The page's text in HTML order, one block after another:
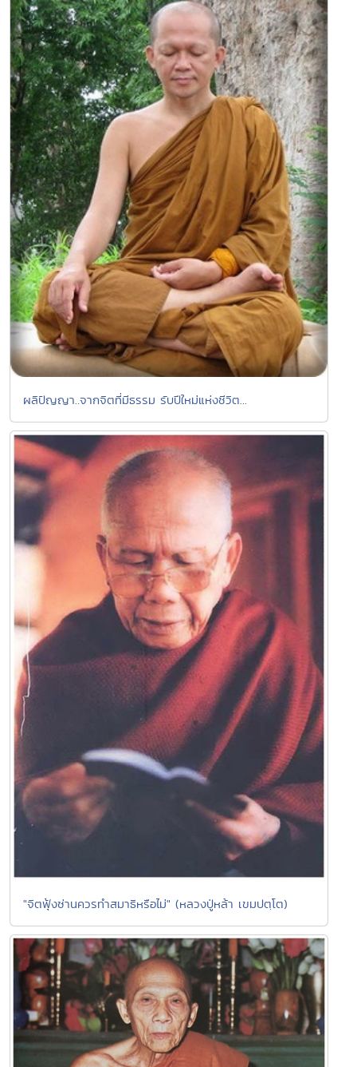
ผลิปัญญา..จากจิตที่มีธรรม รับปีใหม่แห่งชีวิต...
"จิตฟุ้งซ่านควรทำสมาธิหรือไม่" (หลวงปู่หล้า เขมปตฺโต)